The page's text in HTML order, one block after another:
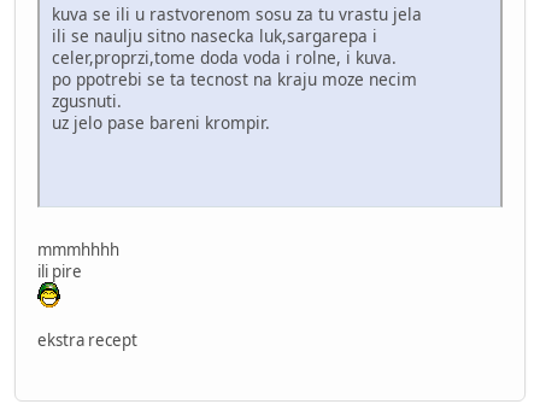
kuva se ili u rastvorenom sosu za tu vrastu jela
ili se naulju sitno nasecka luk,sargarepa i
celer,proprzi,tome doda voda i rolne, i kuva.
po ppotrebi se ta tecnost na kraju moze necim
zgusnuti.
uz jelo pase bareni krompir.
mmmhhhh
ili pire
ekstra recept